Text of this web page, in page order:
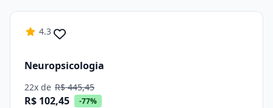
4.3
Neuropsicologia
22x de R$ 445,45
R$ 102,45 -77%